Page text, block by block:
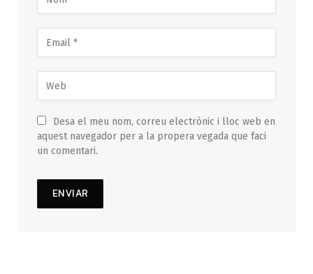
Desa el meu nom, correu electrònic i lloc web en
aquest navegador per a la propera vegada que faci
un comentari.